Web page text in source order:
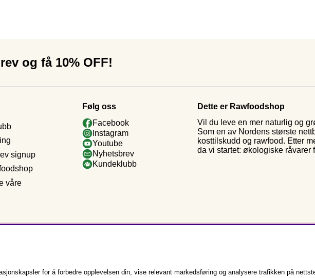
og få 10% OFF!
signup
våre
Følg oss
Facebook
Instagram
Youtube
Nyhetsbrev
Kundeklubb
Dette er Rawfoodshop
Vil du leve en mer naturlig og
Som en av Nordens største
kosttilskudd og rawfood. Etter
da vi startet: økologiske råvarer
for å forbedre opplevelsen din, vise relevant markedsføring og analysere trafikken på